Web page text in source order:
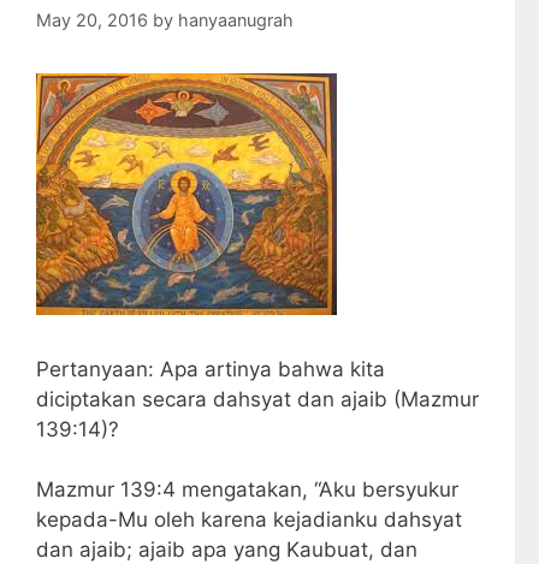
May 20, 2016 by hanyaanugrah
Pertanyaan: Apa artinya bahwa kita
diciptakan secara dahsyat dan ajaib (Mazmur
139:14)?
Mazmur 139:4 mengatakan, “Aku bersyukur
kepada-Mu oleh karena kejadianku dahsyat
dan ajaib; ajaib apa yang Kaubuat, dan